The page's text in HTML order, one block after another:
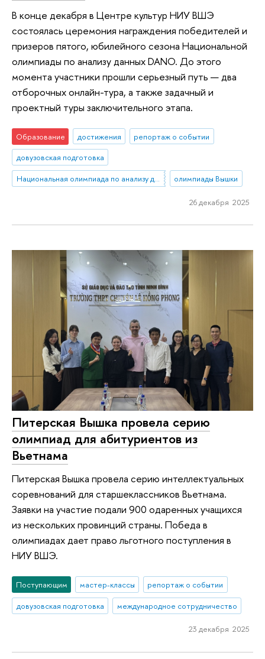
В конце декабря в Центре культур НИУ ВШЭ
состоялась церемония награждения победителей и
призеров пятого, юбилейного сезона Национальной
олимпиады по анализу данных DANO. До этого
момента участники прошли серьезный путь — два
отборочных онлайн-тура, а также задачный и
проектный туры заключительного этапа.
Образование достижения
репортаж о событии
довузовская подготовка
Национальная олимпиада по анализу данных «DANO»
олимпиады Вышки
26 декабря 2025
Питерская Вышка провела серию
олимпиад для абитуриентов из
Вьетнама
Питерская Вышка провела серию интеллектуальных
соревнований для старшеклассников Вьетнама.
Заявки на участие подали 900 одаренных учащихся
из нескольких провинций страны. Победа в
олимпиадах дает право льготного поступления в
НИУ ВШЭ.
Поступающим мастер-классы
репортаж о событии
довузовская подготовка
международное сотрудничество
23 декабря 2025